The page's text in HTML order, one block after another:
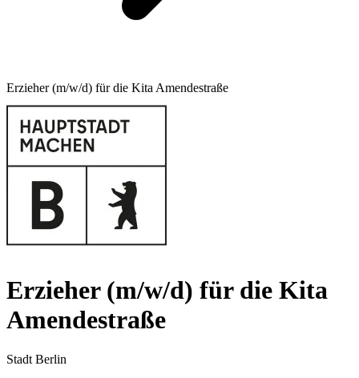
Erzieher (m/w/d) für die Kita Amendestraße
Erzieher (m/w/d) für die Kita
Amendestraße
Stadt Berlin